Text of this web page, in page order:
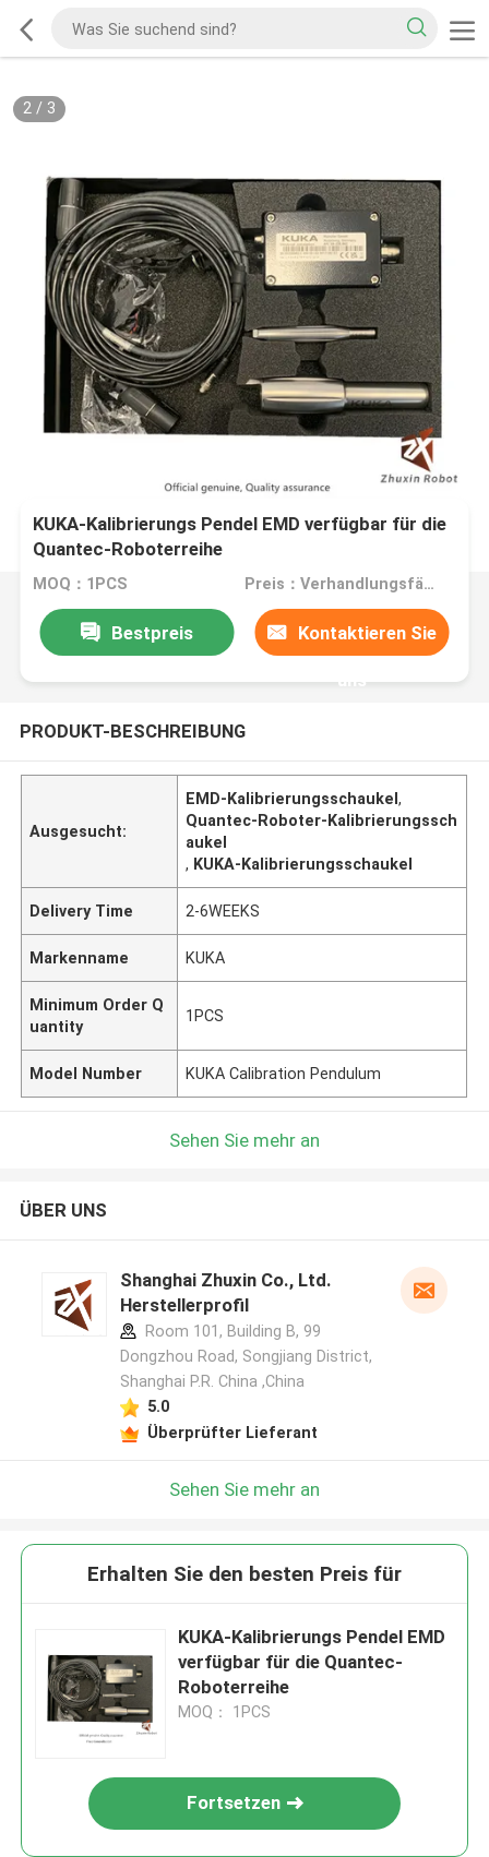
2/ 3
KUKA-Kalibrierungs Pendel EMD verfügbar für die
Quantec-Roboterreihe
MOQ：1PCS Preis：Verhandlungsfähig
Bestpreis Kontaktieren Sie
uns
PRODUKT-BESCHREIBUNG
Ausgesucht:
EMD-Kalibrierungsschaukel,
Quantec-Roboter-Kalibrierungssch
aukel
, KUKA-Kalibrierungsschaukel
Delivery Time 2-6WEEKS
Markenname KUKA
Minimum Order Q
uantity
1PCS
Model Number KUKA Calibration Pendulum
Sehen Sie mehr an
ÜBER UNS
Shanghai Zhuxin Co., Ltd.
Herstellerprofil
Room 101, Building B, 99
Dongzhou Road, Songjiang District,
Shanghai P.R. China ,China
5.0
Überprüfter Lieferant
Sehen Sie mehr an
Erhalten Sie den besten Preis für
KUKA-Kalibrierungs Pendel EMD
verfügbar für die Quantec-
Roboterreihe
MOQ： 1PCS
Fortsetzen